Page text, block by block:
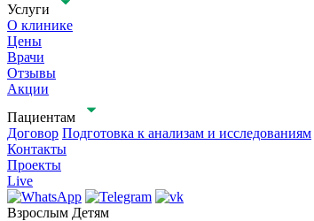
Услуги
О клинике
Цены
Врачи
Отзывы
Акции
Пациентам
Договор Подготовка к анализам и исследованиям
Контакты
Проекты
Live
Взрослым Детям